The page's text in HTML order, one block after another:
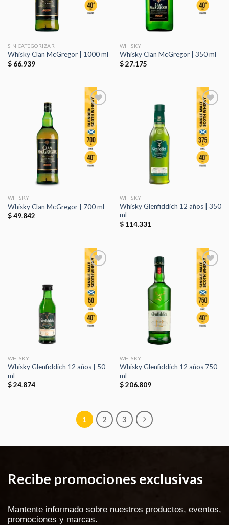
SIN CATEGORIZAR
Whisky Clan McGregor | 1000 ml
$66.939
WHISKY
Whisky Clan McGregor | 350 ml
$27.175
Añadir
a la
lista de
deseos
WHISKY
Whisky Clan McGregor | 700 ml
$49.842
Añadir
a la
lista de
deseos
WHISKY
Whisky Glenfiddich 12 años | 350
ml
$114.331
Añadir
a la
lista de
deseos
WHISKY
Whisky Glenfiddich 12 años | 50
ml
$24.874
Añadir
a la
lista de
deseos
WHISKY
Whisky Glenfiddich 12 años 750
ml
$206.809
1 2 3
Recibe promociones exclusivas
Mantente informado sobre nuestros productos, eventos,
promociones y marcas.